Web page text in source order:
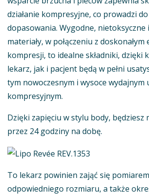
działanie kompresyjne, co prowadzi
dopasowania. Wygodne,
materiały, w połączeniu z doskonałym
kompresji, to idealne składniki, dzięki
lekarz, jak i pacjent będą w pełni
tym nowoczesnym i wysoce wydajnym
kompresyjnym.
Dzięki zapięciu w stylu body, będziesz
przez 24 godziny na dobę.
To lekarz powinien zająć się
odpowiedniego rozmiaru, a także